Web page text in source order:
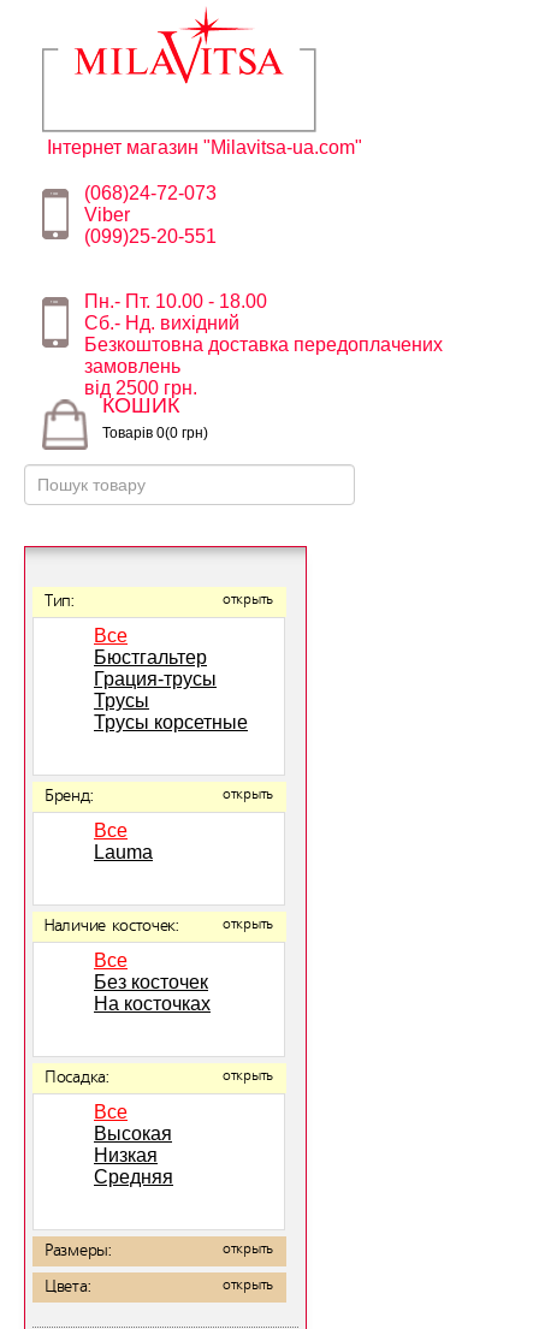
Інтернет магазин "Milavitsa-ua.com"
(068)24-72-073
Viber
(099)25-20-551
Пн.- Пт. 10.00 - 18.00
Сб.- Нд. вихідний
Безкоштовна доставка передоплачених
замовлень
від 2500 грн.
КОШИК
Товарів 0(0 грн)
Тип: открыть
Все
Бюстгальтер
Грация-трусы
Трусы
Трусы корсетные
Бренд: открыть
Все
Lauma
Наличие косточек: открыть
Все
Без косточек
На косточках
Посадка: открыть
Все
Высокая
Низкая
Средняя
Размеры: открыть
Цвета: открыть